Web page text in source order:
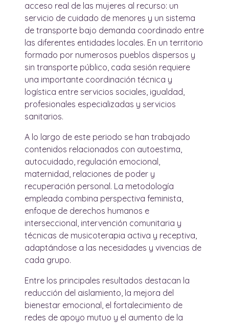
acceso real de las mujeres al recurso: un
servicio de cuidado de menores y un sistema
de transporte bajo demanda coordinado entre
las diferentes entidades locales. En un territorio
formado por numerosos pueblos dispersos y
sin transporte público, cada sesión requiere
una importante coordinación técnica y
logística entre servicios sociales, igualdad,
profesionales especializadas y servicios
sanitarios.
A lo largo de este periodo se han trabajado
contenidos relacionados con autoestima,
autocuidado, regulación emocional,
maternidad, relaciones de poder y
recuperación personal. La metodología
empleada combina perspectiva feminista,
enfoque de derechos humanos e
interseccional, intervención comunitaria y
técnicas de musicoterapia activa y receptiva,
adaptándose a las necesidades y vivencias de
cada grupo.
Entre los principales resultados destacan la
reducción del aislamiento, la mejora del
bienestar emocional, el fortalecimiento de
redes de apoyo mutuo y el aumento de la